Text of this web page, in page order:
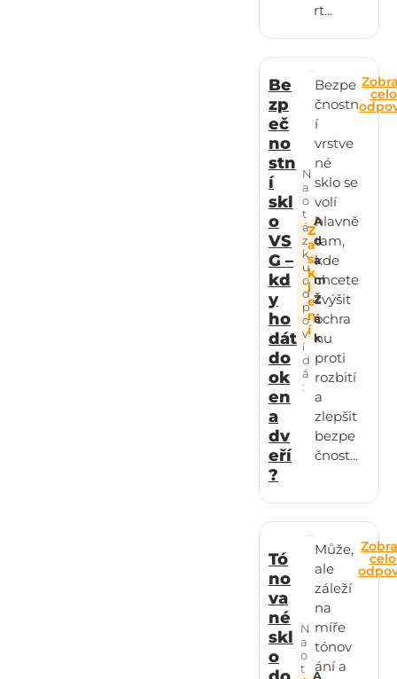
rt...
Be
zp
eč
no
stn
í
skl
o
VS
G –
kd
y
ho
dát
do
ok
en
a
dv
eří
?
Z
a
s
k
l
e
n
í
N
a
o
t
á
z
k
u
o
d
p
o
v
í
d
á
:
A
d
a
m
Ž
á
k
Bezpe
čnostn
í
vrstve
né
sklo se
volí
hlavně
tam,
kde
chcete
zvýšit
ochra
nu
proti
rozbití
a
zlepšit
bezpe
čnost...
Tó
no
va
né
skl
o
N
a
o
t A
Může,
ale
záleží
na
míře
tónov
ání a